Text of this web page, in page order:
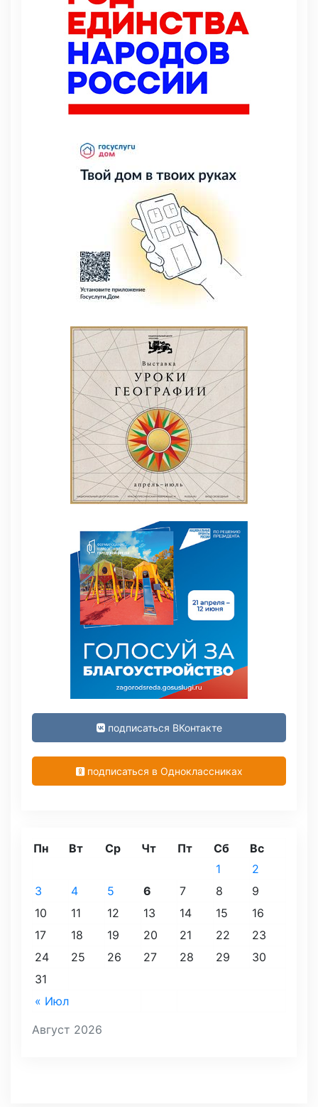
подписаться ВКонтакте
подписаться в Одноклассниках
Август 2026
Пн Вт Ср Чт Пт Сб Вс
« Июл
1
2
3
4 5 6 7 8
9
10
11 12 13 14 15
16
17
18 19 20 21 22
23
24
25 26 27 28 29
30
31